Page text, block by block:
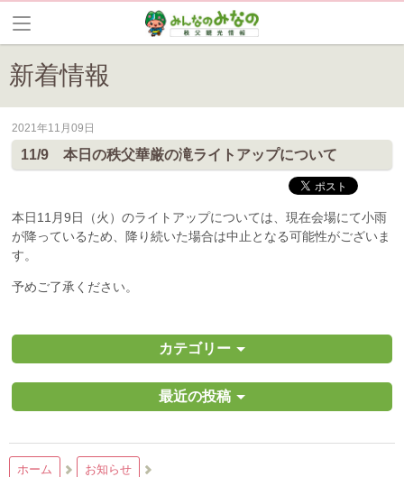
新着情報
皆野町のイベントやお祭り、花情報等の最新情報や観光協会会員情報
2021年11月09日
11/9 本日の秩父華厳の滝ライトアップについて
本日11月9日（火）のライトアップについては、現在会場にて小雨
が降っているため、降り続いた場合は中止となる可能性がございま
す。
予めご了承ください。
カテゴリー
最近の投稿
ホーム お知らせ